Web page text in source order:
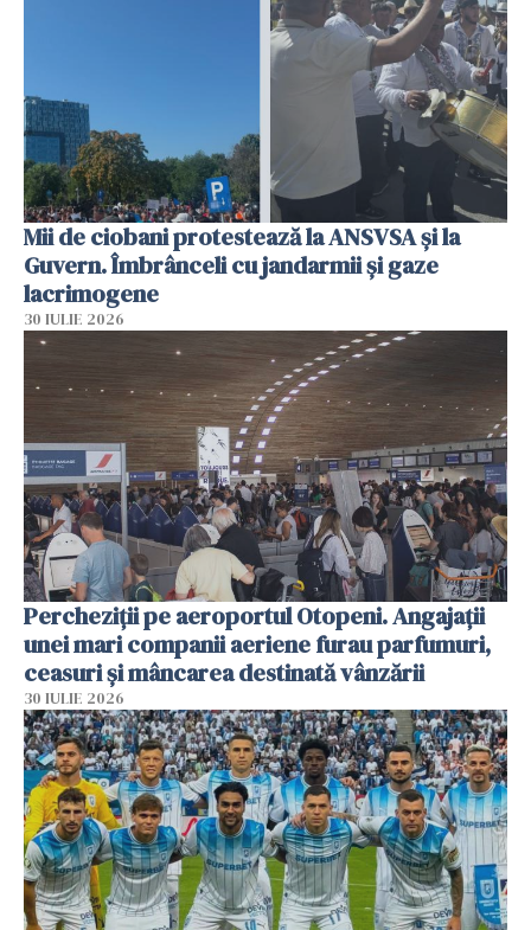
Mii de ciobani protestează la ANSVSA și la
Guvern. Îmbrânceli cu jandarmii și gaze
lacrimogene
30 IULIE 2026
Percheziții pe aeroportul Otopeni. Angajații
unei mari companii aeriene furau parfumuri,
ceasuri și mâncarea destinată vânzării
30 IULIE 2026